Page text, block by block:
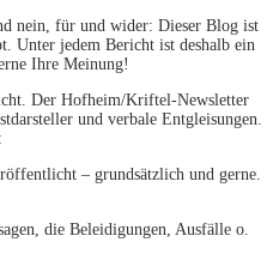
nein, für und wider: Dieser Blog ist
Unter jedem Bericht ist deshalb ein
Ihre Meinung!
Der Hofheim/Kriftel-Newsletter
und verbale Entgleisungen.
– grundsätzlich und gerne.
die Beleidigungen, Ausfälle o.